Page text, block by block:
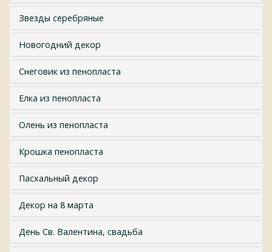
Звезды серебряные
Новогодний декор
Снеговик из пенопласта
Елка из пенопласта
Олень из пенопласта
Крошка пенопласта
Пасхальный декор
Декор на 8 марта
День Св. Валентина, свадьба